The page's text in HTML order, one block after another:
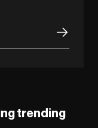
trending